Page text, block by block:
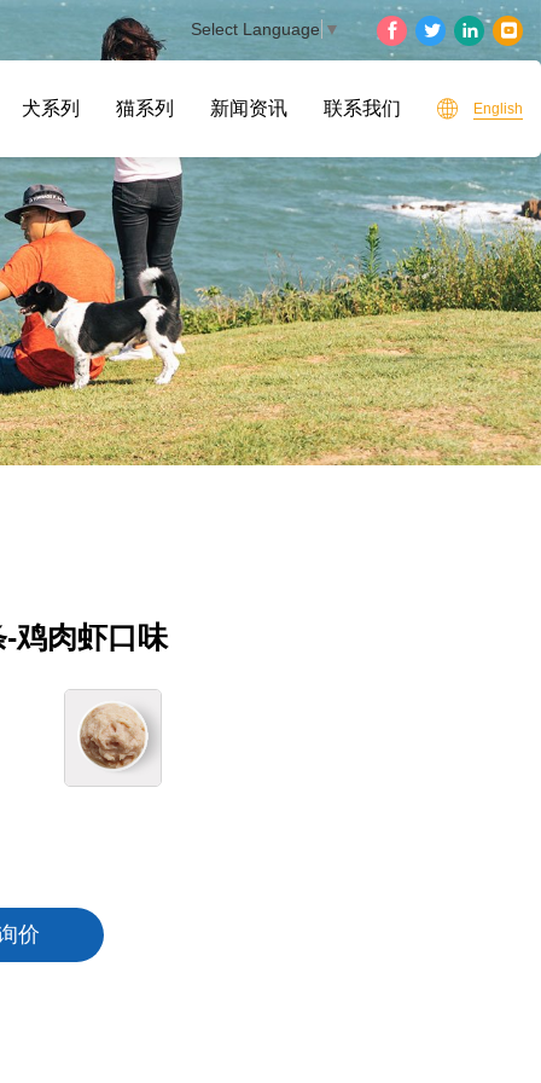
Select Language ▼
English
犬系列 猫系列 新闻资讯 联系我们
鸡肉虾口味
价